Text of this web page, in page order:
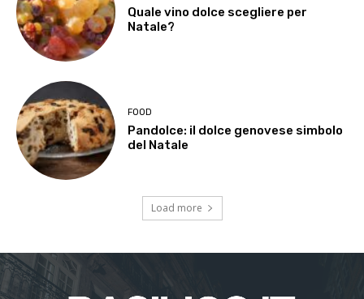
Quale vino dolce scegliere per
Natale?
FOOD
Pandolce: il dolce genovese simbolo
del Natale
Load more